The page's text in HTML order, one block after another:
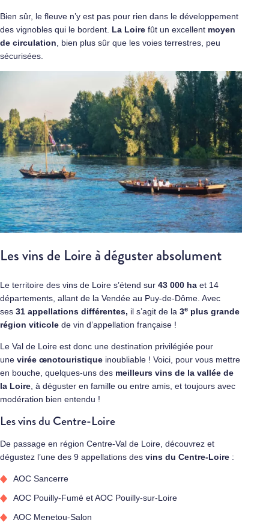
Bien sûr, le fleuve n’y est pas pour rien dans le développement
des vignobles qui le bordent. La Loire fût un excellent moyen
de circulation , bien plus sûr que les voies terrestres, peu
sécurisées.
Les vins de Loire à déguster absolument
Le territoire des vins de Loire s’étend sur 43 000 ha et 14
départements, allant de la Vendée au Puy-de-Dôme. Avec
ses 31 appellations différentes, il s’agit de la 3e plus grande
région viticole de vin d’appellation française !
Le Val de Loire est donc une destination privilégiée pour
une virée œnotouristique inoubliable ! Voici, pour vous mettre
en bouche, quelques-uns des meilleurs vins de la vallée de
la Loire , à déguster en famille ou entre amis, et toujours avec
modération bien entendu !
Les vins du Centre-Loire
De passage en région Centre-Val de Loire, découvrez et
dégustez l’une des 9 appellations des vins du Centre-Loire :
AOC Sancerre
AOC Pouilly-Fumé et AOC Pouilly-sur-Loire
AOC Menetou-Salon